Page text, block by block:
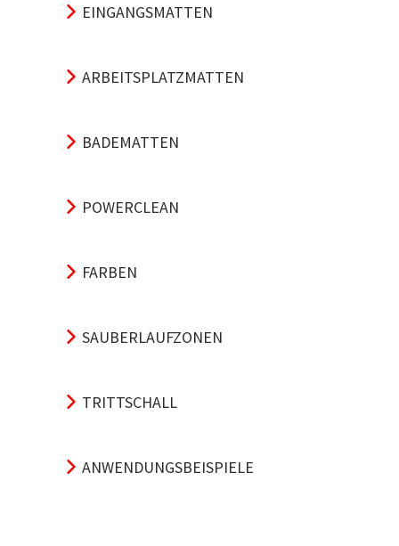
EINGANGSMATTEN
ARBEITSPLATZMATTEN
BADEMATTEN
POWERCLEAN
FARBEN
SAUBERLAUFZONEN
TRITTSCHALL
ANWENDUNGSBEISPIELE